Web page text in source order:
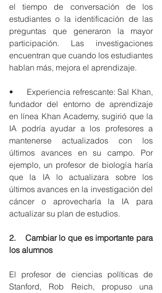
el tiempo de conversación de los
estudiantes o la identificación de las
preguntas que generaron la mayor
participación. Las investigaciones
encuentran que cuando los estudiantes
hablan más, mejora el aprendizaje.
•      Experiencia refrescante: Sal Khan,
fundador del entorno de aprendizaje
en línea Khan Academy, sugirió que la
IA podría ayudar a los profesores a
mantenerse actualizados con los
últimos avances en su campo. Por
ejemplo, un profesor de biología haría
que la IA lo actualizara sobre los
últimos avances en la investigación del
cáncer o aprovecharía la IA para
actualizar su plan de estudios.
2.    Cambiar lo que es importante para
los alumnos
El profesor de ciencias políticas de
Stanford, Rob Reich, propuso una